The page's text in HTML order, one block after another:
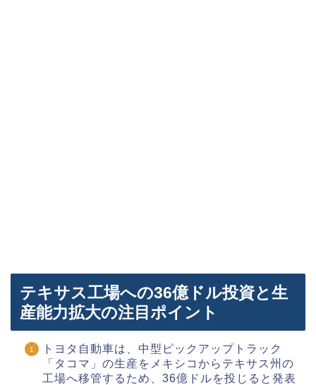
テキサス工場への36億ドル投資と生
産能力拡大の注目ポイント
トヨタ自動車は、中型ピックアップトラック
「タコマ」の生産をメキシコからテキサス州の
工場へ移管するため、36億ドルを投じると発表